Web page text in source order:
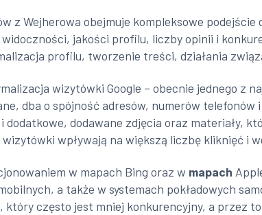
z Wejherowa obejmuje kompleksowe
jakości profilu, liczby opinii i
profilu, tworzenie treści, działania
wizytówki Google – obecnie jednego z
dba o spójność adresów, numerów
dodatkowe, dodawane zdjęcia oraz materiały,
wpływają na większą liczbę kliknięć i
w mapach Bing oraz w mapach
a także w systemach pokładowych
który często jest mniej konkurencyjny, a przez